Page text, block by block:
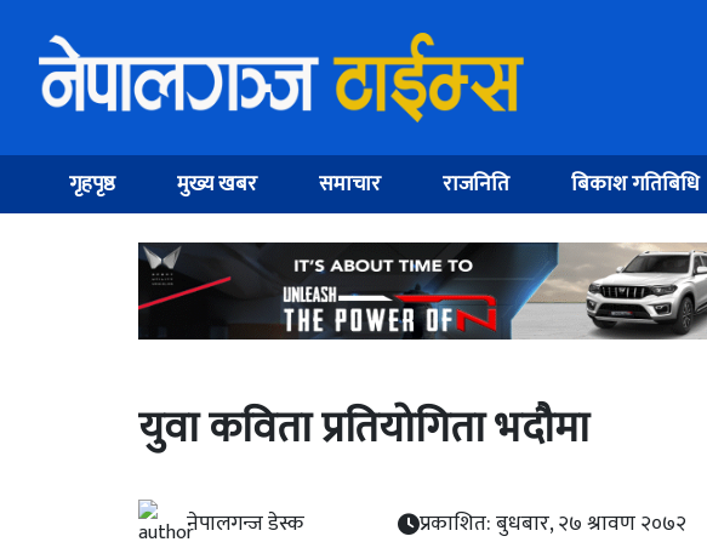
गृहपृष्ठ मुख्य खबर समाचार राजनिति बिकाश गतिबिधि
युवा कविता प्रतियोगिता भदौमा
नेपालगन्ज डेस्क प्रकाशित: बुधबार, २७ श्रावण २०७२